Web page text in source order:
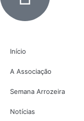
Início
A Associação
Semana Arrozeira
Notícias